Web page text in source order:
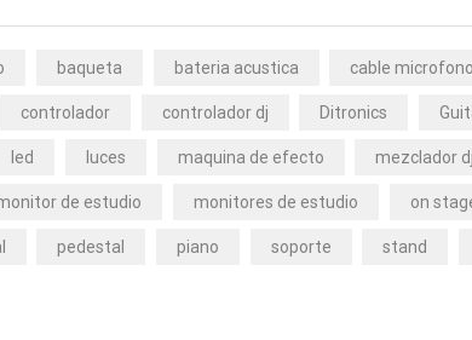
baqueta bateria acustica cable microfono
controlador controlador dj Ditronics
led luces maquina de efecto mezclador dj
de estudio monitores de estudio on
pedestal piano soporte stand